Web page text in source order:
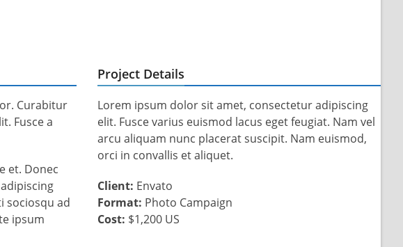
Curabitur
Fusce a
et. Donec
sociosqu ad
ipsum
Project Details
Lorem ipsum dolor sit amet, consectetur adipiscing
elit. Fusce varius euismod lacus eget feugiat. Nam vel
arcu aliquam nunc placerat suscipit. Nam euismod,
orci in convallis et aliquet.
Client: Envato
Format: Photo Campaign
Cost: $1,200 US